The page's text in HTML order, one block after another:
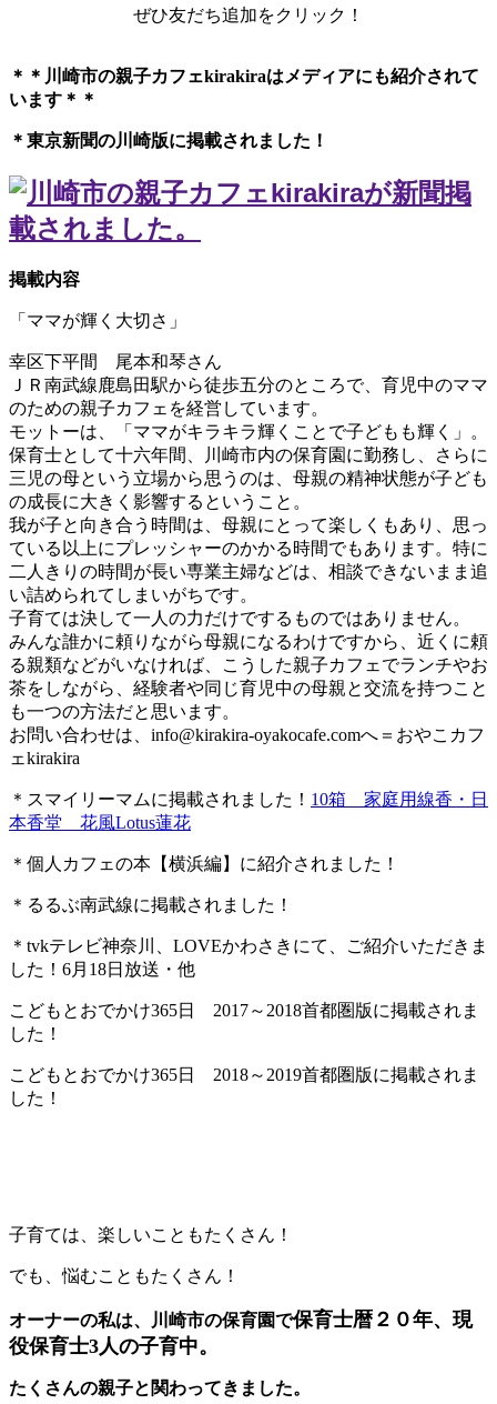
ぜひ友だち追加をクリック！
＊＊川崎市の親子カフェkirakiraは メディアにも紹介されて
います＊＊
＊東京新聞の川崎版に掲載されました！
掲載内容
「ママが輝く大切さ」
幸区下平間 尾本和琴さん
ＪＲ南武線鹿島田駅から徒歩五分のところで、育児中のママ
のための親子カフェを経営しています。
モットーは、「ママがキラキラ輝くことで子どもも輝く」。
保育士として十六年間、川崎市内の保育園に勤務し、さらに
三児の母という立場から思うのは、母親の精神状態が子ども
の成長に大きく影響するということ。
我が子と向き合う時間は、母親にとって楽しくもあり、思っ
ている以上にプレッシャーのかかる時間でもあります。特に
二人きりの時間が長い専業主婦などは、相談できないまま追
い詰められてしまいがちです。
子育ては決して一人の力だけでするものではありません。
みんな誰かに頼りながら母親になるわけですから、近くに頼
る親類などがいなければ、こうした親子カフェでランチやお
茶をしながら、経験者や同じ育児中の母親と交流を持つこと
も一つの方法だと思います。
お問い合わせは、 info@kirakira-oyakocafe.comへ＝おやこカフ
ェkirakira
＊スマイリーマムに掲載されました！ 10箱 家庭用線香・日
本香堂 花風Lotus蓮花
＊個人カフェの本【横浜編】に紹介されました！
＊るるぶ南武線に掲載されました！
＊tvkテレビ神奈川、LOVEかわさきにて、ご紹介いただきま
した！6月18日放送・他
こどもとおでかけ365日 2017～2018首都圏版に掲載されま
した！
こどもとおでかけ365日 2018～2019首都圏版に掲載されま
した！
子育ては、楽しいこともたくさん！
でも、悩むこともたくさん！
オーナーの私は、川崎市の保育園で保育士暦２０年、現
役保育士3人の子育中。
たくさんの親子と関わってきました。